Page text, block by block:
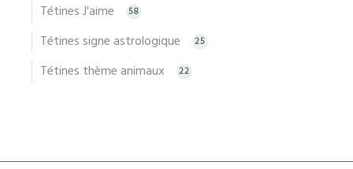
Tétines J'aime 58
Tétines signe astrologique 25
Tétines thème animaux 22